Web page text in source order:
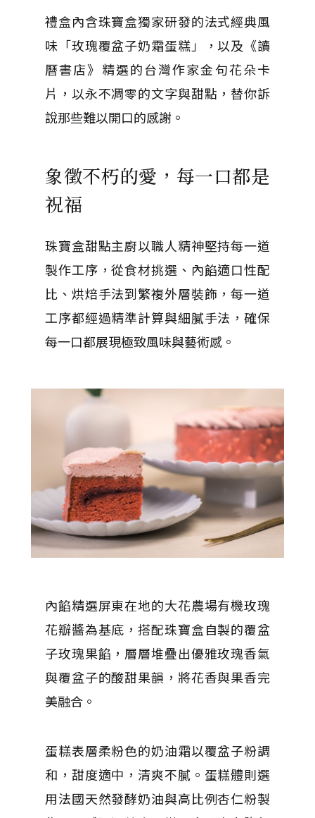
禮盒內含珠寶盒獨家研發的法式經典風
味「玫瑰覆盆子奶霜蛋糕」，以及《讀
曆書店》精選的台灣作家金句花朵卡
片，以永不凋零的文字與甜點，替你訴
說那些難以開口的感謝。
象徵不朽的愛，每一口都是
祝福
珠寶盒甜點主廚以職人精神堅持每一道
製作工序，從食材挑選、內餡適口性配
比、烘焙手法到繁複外層裝飾，每一道
工序都經過精準計算與細膩手法，確保
每一口都展現極致風味與藝術感。
內餡精選屏東在地的大花農場有機玫瑰
花瓣醬為基底，搭配珠寶盒自製的覆盆
子玫瑰果餡，層層堆疊出優雅玫瑰香氣
與覆盆子的酸甜果韻，將花香與果香完
美融合。
蛋糕表層柔粉色的奶油霜以覆盆子粉調
和，甜度適中，清爽不膩。蛋糕體則選
用法國天然發酵奶油與高比例杏仁粉製